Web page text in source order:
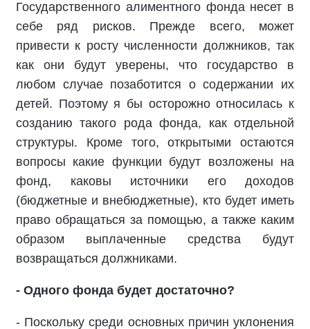
Государственного алиментного фонда несет в
себе ряд рисков. Прежде всего, может
привести к росту численности должников, так
как они будут уверены, что государство в
любом случае позаботится о содержании их
детей. Поэтому я бы осторожно относилась к
созданию такого рода фонда, как отдельной
структуры. Кроме того, открытыми остаются
вопросы какие функции будут возложены на
фонд, каковы источники его доходов
(бюджетные и внебюджетные), кто будет иметь
право обращаться за помощью, а также каким
образом выплаченные средства будут
возвращаться должниками.
- Одного фонда будет достаточно?
- Поскольку среди основных причин уклонения